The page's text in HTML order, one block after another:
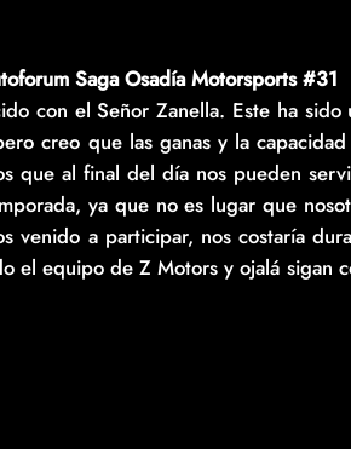
Saga Osadía Motorsports #31
con el Señor Zanella. Este ha
creo que las ganas y la
que al final del día nos pueden
ya que no es lugar que
venido a participar, nos costaría
el equipo de Z Motors y ojalá sigan